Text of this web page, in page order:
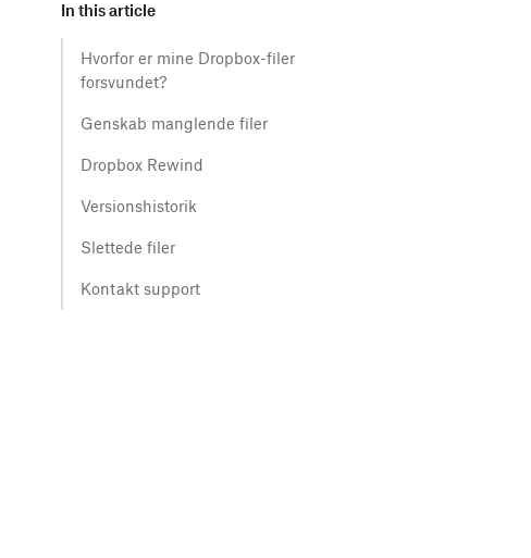
In this article
Hvorfor er mine Dropbox-filer
forsvundet?
Genskab manglende filer
Dropbox Rewind
Versionshistorik
Slettede filer
Kontakt support